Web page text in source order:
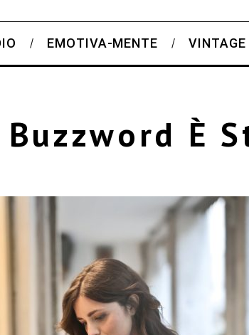
EMOTIVA-MENTE VINTAGE
È